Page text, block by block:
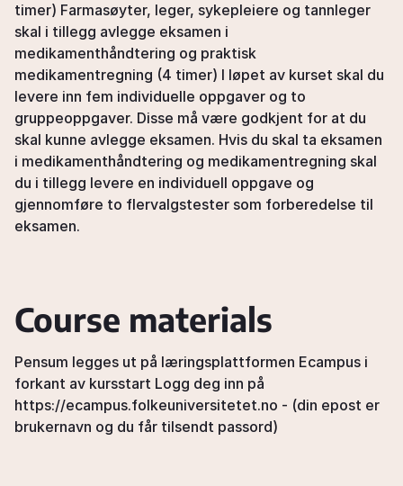
timer) Farmasøyter, leger, sykepleiere og tannleger
skal i tillegg avlegge eksamen i
medikamenthåndtering og praktisk
medikamentregning (4 timer) I løpet av kurset skal du
levere inn fem individuelle oppgaver og to
gruppeoppgaver. Disse må være godkjent for at du
skal kunne avlegge eksamen. Hvis du skal ta eksamen
i medikamenthåndtering og medikamentregning skal
du i tillegg levere en individuell oppgave og
gjennomføre to flervalgstester som forberedelse til
eksamen.
Course materials
Pensum legges ut på læringsplattformen Ecampus i
forkant av kursstart Logg deg inn på
https://ecampus.folkeuniversitetet.no - (din epost er
brukernavn og du får tilsendt passord)